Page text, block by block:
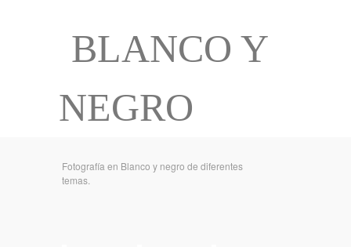
BLANCO Y
NEGRO
Fotografía en Blanco y negro de diferentes
temas.